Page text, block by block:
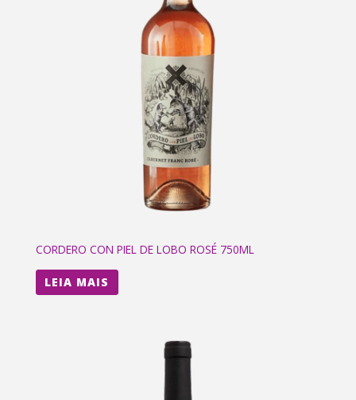
CORDERO CON PIEL DE LOBO ROSÉ 750ML
LEIA MAIS